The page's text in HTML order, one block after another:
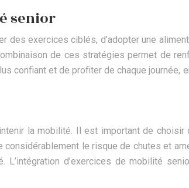
senior
des exercices ciblés, d’adopter une
de ces stratégies permet de
confiant et de profiter de chaque journée,
la mobilité. Il est important de
le risque de chutes et
d’exercices de mobilité